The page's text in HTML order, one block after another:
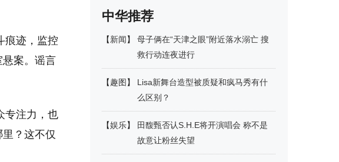
痕迹，监控
案。谣言
专注力，也
？这不仅
中华推荐
【新闻】
母子俩在“天津之眼”附近落水溺亡 搜
救行动连夜进行
【趣图 】
Lisa新舞台造型被质疑和疯马秀有什
么区别？
【娱乐】
田馥甄否认S.H.E将开演唱会 称不是
故意让粉丝失望